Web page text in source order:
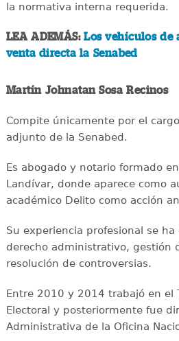
la normativa interna requerida.
LEA ADEMÁS:Los vehículos de
venta directa la Senabed
Martín Johnatan Sosa Recinos
Compite únicamente por el
adjunto de la Senabed.
Es abogado y notario formado
Landívar, donde aparece como
académico Delito como acción
Su experiencia profesional se
derecho administrativo, gestión
resolución de controversias.
Entre 2010 y 2014 trabajó en el
Electoral y posteriormente fue
Administrativa de la Oficina